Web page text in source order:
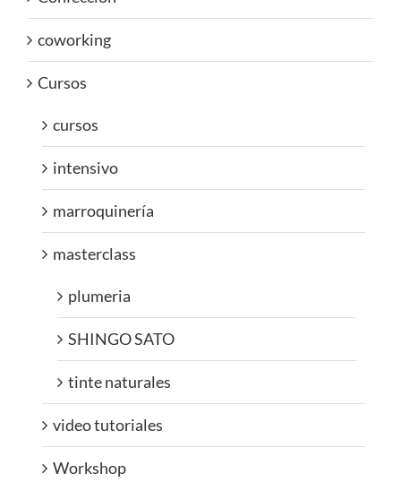
coworking
Cursos
cursos
intensivo
marroquinería
masterclass
plumeria
SHINGO SATO
tinte naturales
video tutoriales
Workshop